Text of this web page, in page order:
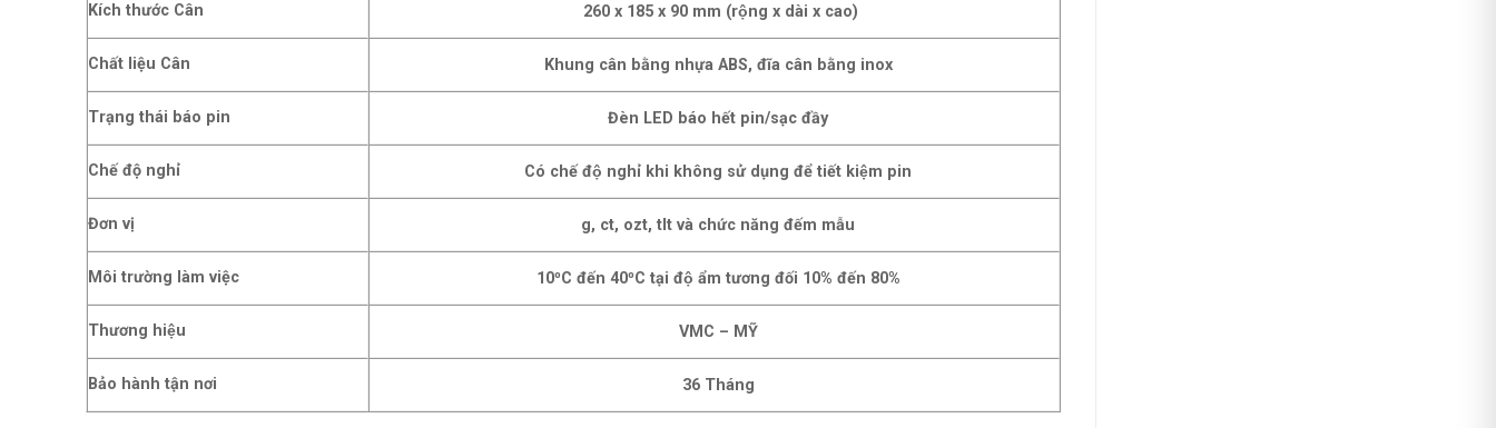
Kích thước Cân 260 x 185 x 90 mm (rộng x dài x cao)
Chất liệu Cân Khung cân bằng nhựa ABS, đĩa cân bằng inox
Trạng thái báo pin Đèn LED báo hết pin/sạc đầy
Chế độ nghỉ Có chế độ nghỉ khi không sử dụng để tiết kiệm pin
Đơn vị g, ct, ozt, tlt và chức năng đếm mẫu
Môi trường làm việc 10⁰C đến 40⁰C tại độ ẩm tương đối 10% đến 80%
Thương hiệu VMC – MỸ
Bảo hành tận nơi 36 Tháng